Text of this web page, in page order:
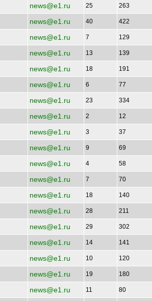
news@e1.ru 25 263
news@e1.ru 40 422
news@e1.ru 7 129
news@e1.ru 13 139
news@e1.ru 18 191
news@e1.ru 6 77
news@e1.ru 23 334
news@e1.ru 2 12
news@e1.ru 3 37
news@e1.ru 9 69
news@e1.ru 4 58
news@e1.ru 7 70
news@e1.ru 18 140
news@e1.ru 28 211
news@e1.ru 29 302
news@e1.ru 14 141
news@e1.ru 10 120
news@e1.ru 19 180
news@e1.ru 11 80